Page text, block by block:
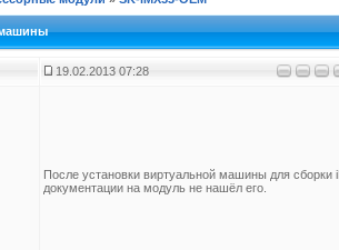
19.02.2013 07:28
После установки виртуальной машины для сборки
документации на модуль не нашёл его.